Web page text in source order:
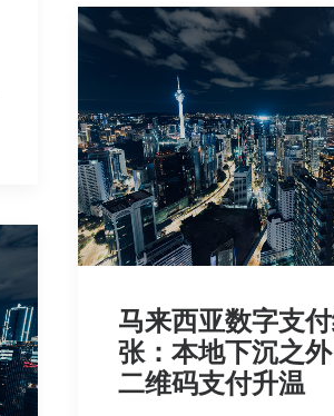
马来西亚数字支
张：本地下沉之
二维码支付升温